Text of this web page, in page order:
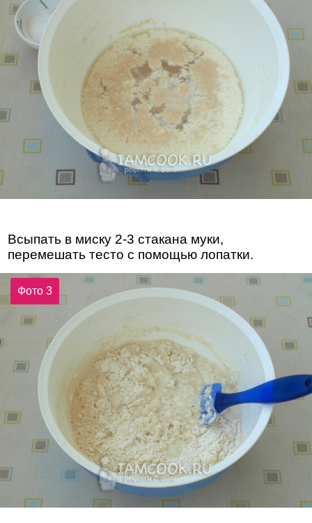
Всыпать в миску 2-3 стакана муки,
перемешать тесто с помощью лопатки.
Фото 3